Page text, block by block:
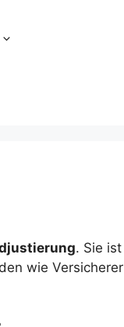
. Sie ist
wie Versicherer